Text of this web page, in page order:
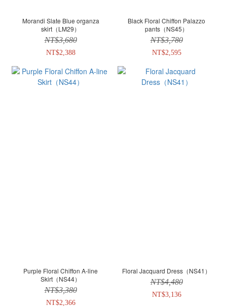
Morandi Slate Blue organza
skirt（LM29）
NT$3,680
NT$2,388
Black Floral Chiffon Palazzo
pants（NS45）
NT$3,780
NT$2,595
Purple Floral Chiffon A-line
Skirt（NS44）
NT$3,380
NT$2,366
Floral Jacquard Dress（NS41）
NT$4,480
NT$3,136